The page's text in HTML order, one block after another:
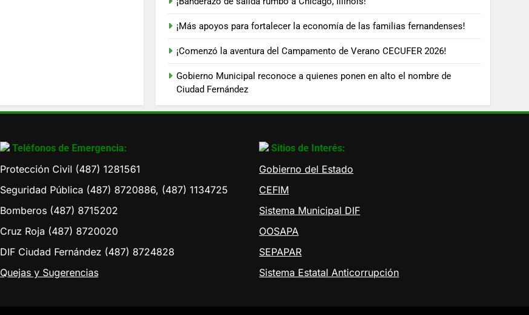
¡Más apoyos para fortalecer la economía de las familias fernandenses!
¡Comenzó la aventura del Campamento de Verano CECUFER 2026!
Gobierno Municipal reconoce a quienes ponen en alto el nombre de
Ciudad Fernández
Teléfonos de Emergencia:
Protección Civil (487) 1281561
Seguridad Pública (487) 8720886, (487) 1134725
Bomberos (487) 8715202
Cruz Roja (487) 8720020
DIF Ciudad Fernández (487) 8724828
Quejas y Sugerencias
Sitios de Interés:
Gobierno del Estado
CEFIM
Sistema Municipal DIF
OOSAPA
SEPAPAR
Sistema Estatal Anticorrupción